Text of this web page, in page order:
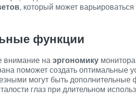
, который может
функции
внимание наэргономику
поможет создать оптимальные
могут быть дополнительные
глаз при длительном